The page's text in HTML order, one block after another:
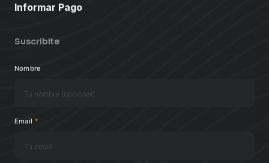
Informar Pago
Suscribite
Nombre
Email *